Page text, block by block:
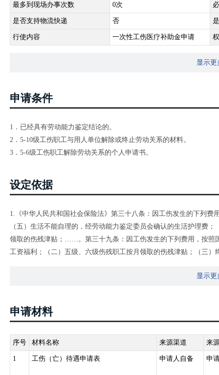
最多到现场办事次数 0次
是否支持物流快递 否
行使内容 一次性工伤医疗补助金申请
显示更
申请条件
1．已经具有劳动能力鉴定结论的。
2．5-10级工伤职工与用人单位解除或终止劳动关系的材料。
3．5-6级工伤职工解除劳动关系的个人申请书。
设定依据
1.《中华人民共和国社会保险法》第三十八条：因工伤发生的下列
（五）生活不能自理的，经劳动能力鉴定委员会确认的生活护理费
领取的伤残津贴；……。第三十九条：因工伤发生的下列费用，按照
工资福利；（二）五级、六级伤残职工按月领取的伤残津贴；（三
2.《工伤保险条例》（中华人民共和国国务院令第586号）第三十五
基本养老保险待遇。基本养老保险待遇低于伤残津贴的，由工伤保
用人单位的劳动关系，由用人单位安排适当工作。难以安排工作的
提出，该职工可以与用人单位解除或者终止劳动关系，由工伤保险
显示更
申请材料
序号 材料名称 来源渠道 来
1 工伤（亡）待遇申请表 申请人自备 申